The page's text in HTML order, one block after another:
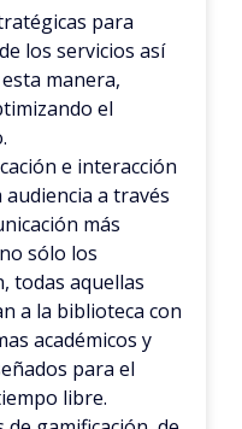
para
los servicios así
manera,
el
e interacción
a través
más
sólo los
todas aquellas
a la biblioteca con
académicos y
para el
libre.